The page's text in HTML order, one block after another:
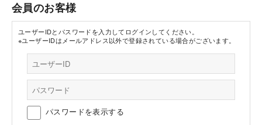
会員のお客様
ユーザーIDとパスワードを入力してログインしてください。
※ユーザーIDはメールアドレス以外で登録されている場合がございます。
パスワードを表示する